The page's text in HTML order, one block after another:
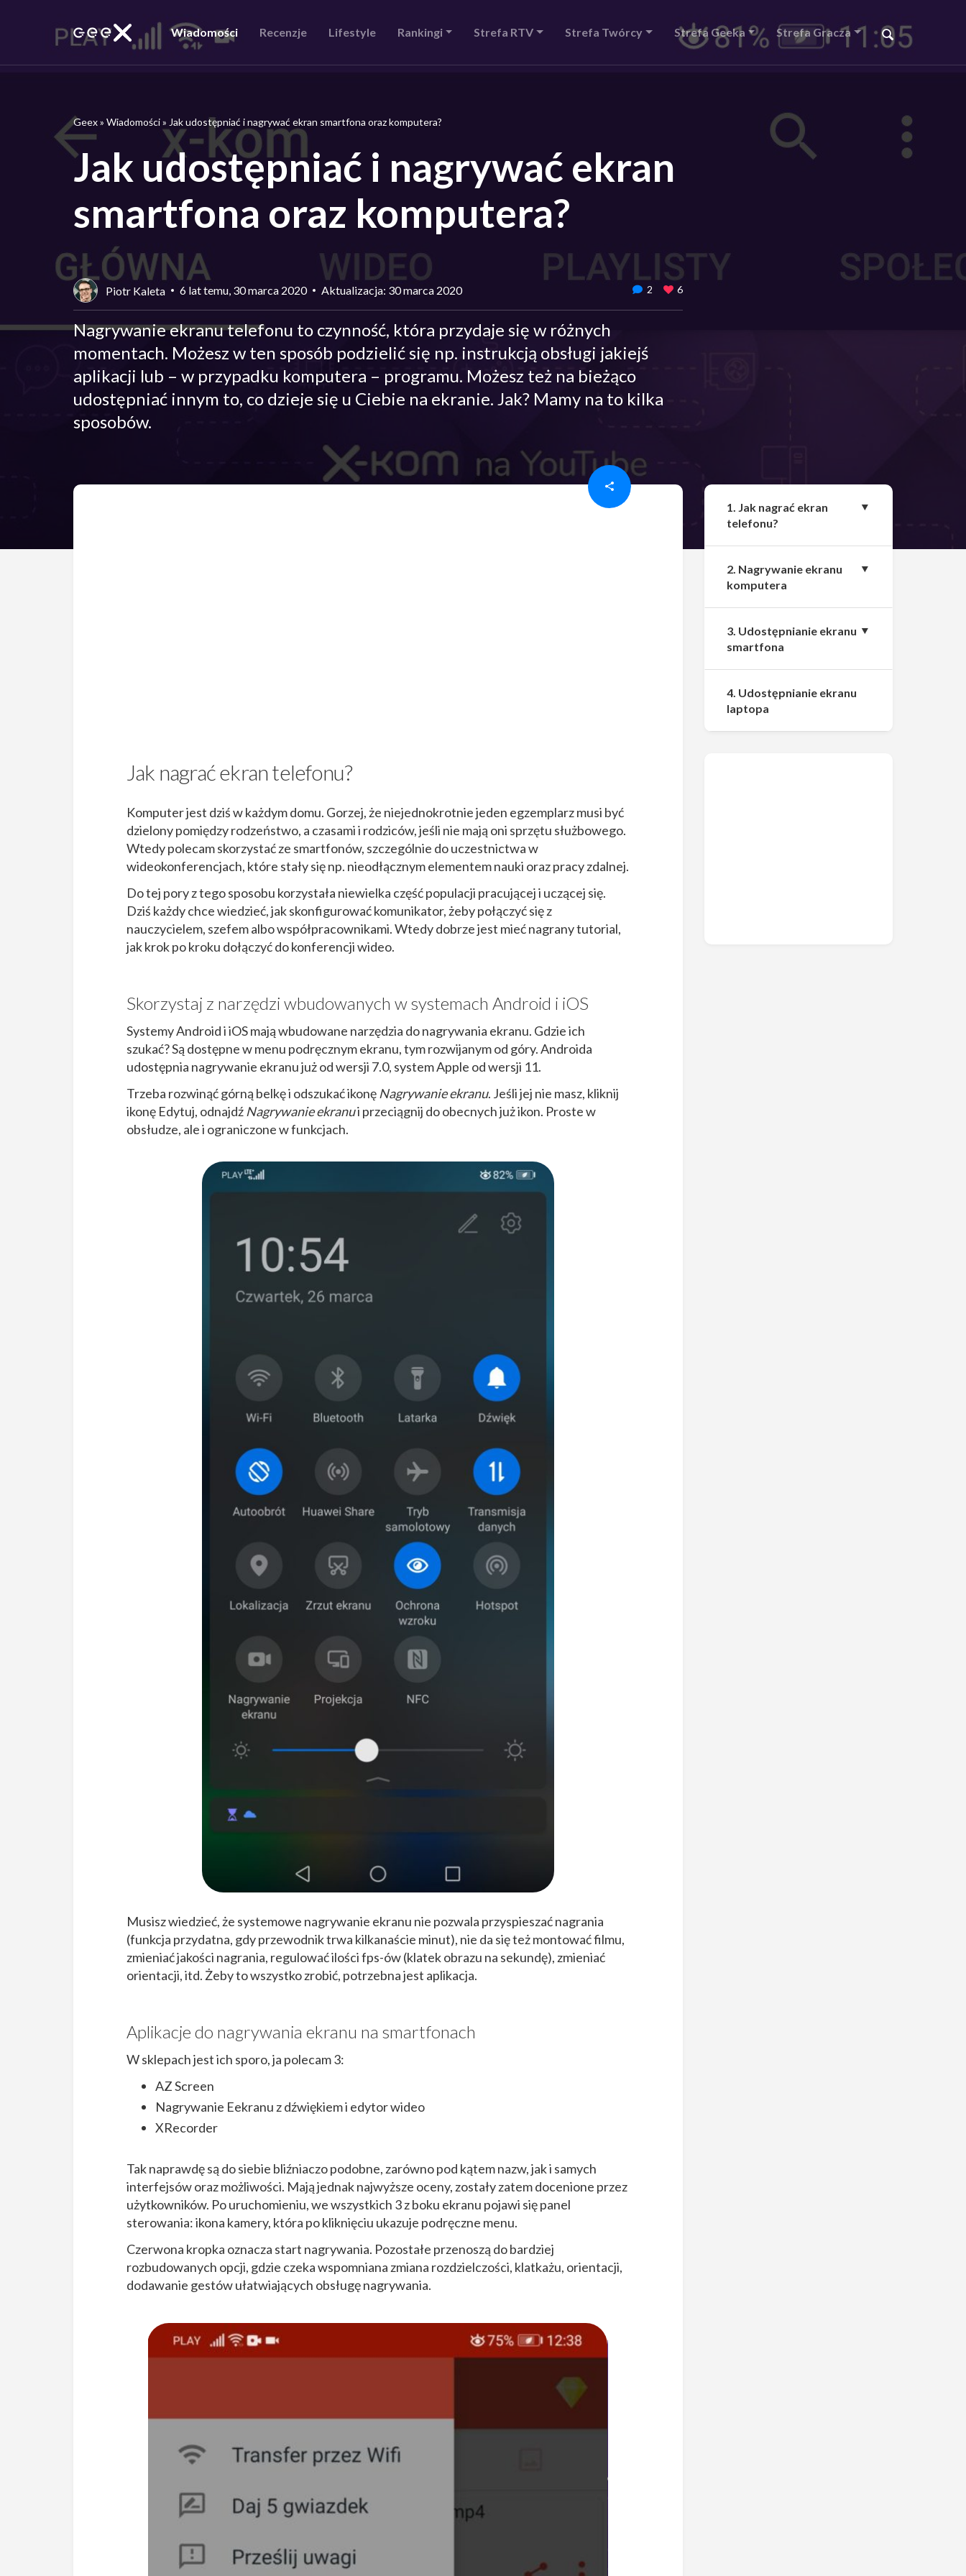
Wiadomości Recenzje Lifestyle Rankingi Strefa RTV Strefa Twórcy Strefa Geeka Strefa Gracza
Geex» Wiadomości» Jak udostępniać i nagrywać ekran smartfona oraz komputera?
Jak udostępniać i nagrywać ekran
smartfona oraz komputera?
Piotr Kaleta 6 lat temu, 30 marca 2020 Aktualizacja: 30 marca 2020 2 6
Nagrywanie ekranu telefonu to czynność, która przydaje się w różnych
momentach. Możesz w ten sposób podzielić się np. instrukcją obsługi jakiejś
aplikacji lub – w przypadku komputera – programu. Możesz też na bieżąco
udostępniać innym to, co dzieje się u Ciebie na ekranie. Jak? Mamy na to kilka
sposobów.
Jak nagrać ekran telefonu?
Komputer jest dziś w każdym domu. Gorzej, że niejednokrotnie jeden egzemplarz musi być
dzielony pomiędzy rodzeństwo, a czasami i rodziców, jeśli nie mają oni sprzętu służbowego.
Wtedy polecam skorzystać ze smartfonów, szczególnie do uczestnictwa w
wideokonferencjach, które stały się np. nieodłącznym elementem nauki oraz pracy zdalnej.
Do tej pory z tego sposobu korzystała niewielka część populacji pracującej i uczącej się.
Dziś każdy chce wiedzieć, jak skonfigurować komunikator, żeby połączyć się z
nauczycielem, szefem albo współpracownikami. Wtedy dobrze jest mieć nagrany tutorial,
jak krok po kroku dołączyć do konferencji wideo.
Skorzystaj z narzędzi wbudowanych w systemach Android i iOS
Systemy Android i iOS mają wbudowane narzędzia do nagrywania ekranu. Gdzie ich
szukać? Są dostępne w menu podręcznym ekranu, tym rozwijanym od góry. Androida
udostępnia nagrywanie ekranu już od wersji 7.0, system Apple od wersji 11.
Trzeba rozwinąć górną belkę i odszukać ikonę Nagrywanie ekranu. Jeśli jej nie masz, kliknij
ikonę Edytuj, odnajdź Nagrywanie ekranui przeciągnij do obecnych już ikon. Proste w
obsłudze, ale i ograniczone w funkcjach.
Musisz wiedzieć, że systemowe nagrywanie ekranu nie pozwala przyspieszać nagrania
(funkcja przydatna, gdy przewodnik trwa kilkanaście minut), nie da się też montować filmu,
zmieniać jakości nagrania, regulować ilości fps-ów (klatek obrazu na sekundę), zmieniać
orientacji, itd. Żeby to wszystko zrobić, potrzebna jest aplikacja.
Aplikacje do nagrywania ekranu na smartfonach
W sklepach jest ich sporo, ja polecam 3:
AZ Screen
Nagrywanie Eekranu z dźwiękiem i edytor wideo
XRecorder
Tak naprawdę są do siebie bliźniaczo podobne, zarówno pod kątem nazw, jak i samych
interfejsów oraz możliwości. Mają jednak najwyższe oceny, zostały zatem docenione przez
użytkowników. Po uruchomieniu, we wszystkich 3 z boku ekranu pojawi się panel
sterowania: ikona kamery, która po kliknięciu ukazuje podręczne menu.
Czerwona kropka oznacza start nagrywania. Pozostałe przenoszą do bardziej
rozbudowanych opcji, gdzie czeka wspomniana zmiana rozdzielczości, klatkażu, orientacji,
dodawanie gestów ułatwiających obsługę nagrywania.
1. Jak nagrać ekran
telefonu?
2. Nagrywanie ekranu
komputera
3. Udostępnianie ekranu
smartfona
4. Udostępnianie ekranu
laptopa